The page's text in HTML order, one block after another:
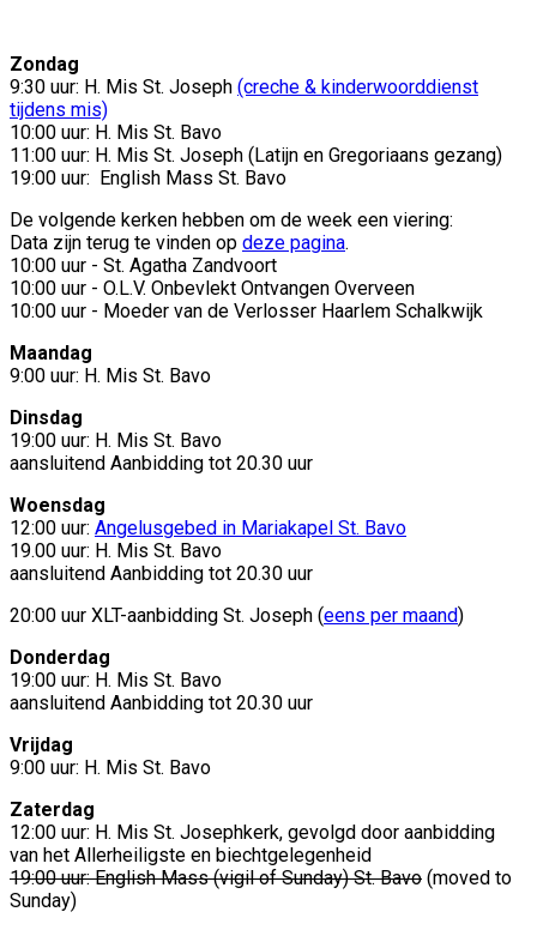
Zondag
9:30 uur: H. Mis St. Joseph (creche & kinderwoorddienst
tijdens mis)
10:00 uur: H. Mis St. Bavo
11:00 uur: H. Mis St. Joseph (Latijn en Gregoriaans gezang)
19:00 uur:
English Mass St. Bavo
De volgende kerken hebben om de week een viering:
Data zijn terug te vinden op deze pagina.
10:00 uur - St. Agatha Zandvoort
10:00 uur - O.L.V. Onbevlekt Ontvangen Overveen
10:00 uur - Moeder van de Verlosser Haarlem Schalkwijk
Maandag
9:00 uur: H. Mis St. Bavo
Dinsdag
19:00 uur: H. Mis St. Bavo
aansluitend Aanbidding tot 20.30 uur
Woensdag
12:00 uur: Angelusgebed in Mariakapel St. Bavo
19.00 uur: H. Mis St. Bavo
aansluitend Aanbidding tot 20.30 uur
20:00 uur XLT-aanbidding St. Joseph (eens per maand)
Donderdag
19:00 uur: H. Mis St. Bavo
aansluitend Aanbidding tot 20.30 uur
Vrijdag
9:00 uur: H. Mis St. Bavo
Zaterdag
12:00 uur: H. Mis St. Josephkerk, gevolgd door aanbidding
van het Allerheiligste en biechtgelegenheid
19:00 uur: English Mass (vigil of Sunday) St. Bavo (moved to
Sunday)